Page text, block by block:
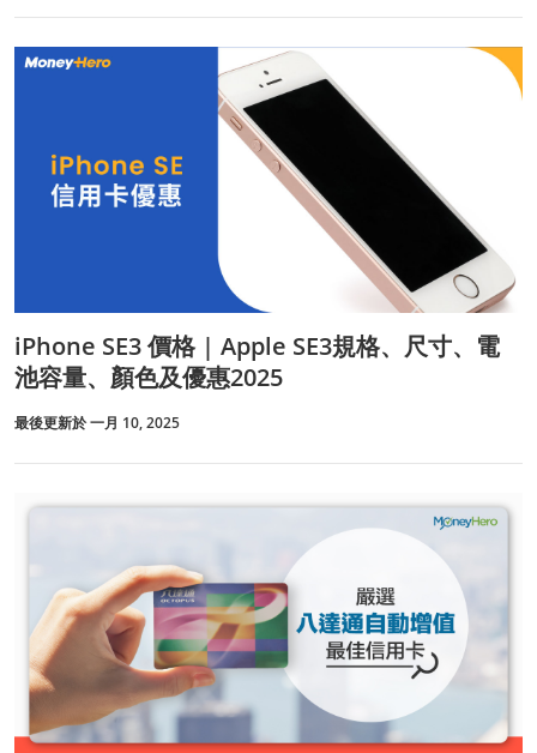
iPhone SE3 價格 | Apple SE3規格、尺寸、電
池容量、顏色及優惠2025
最後更新於 一月 10, 2025